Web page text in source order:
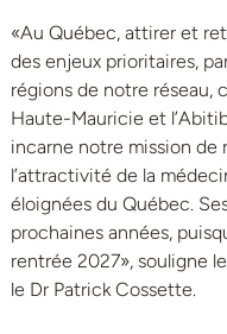
«Au Québec, attirer et
des enjeux prioritaires,
régions de notre réseau,
Haute-Mauricie et
incarne notre mission de
l’attractivité de la
éloignées du Québec.
prochaines années,
rentrée 2027», souligne
le Dr Patrick Cossette.